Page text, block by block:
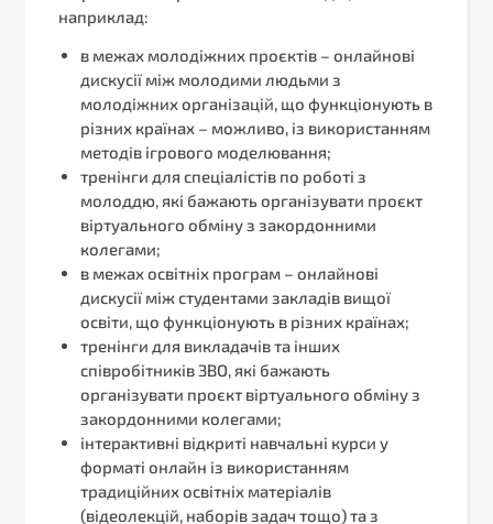
наприклад:
в межах молодіжних проєктів – онлайнові
дискусії між молодими людьми з
молодіжних організацій, що функціонують в
різних країнах – можливо, із використанням
методів ігрового моделювання;
тренінги для спеціалістів по роботі з
молоддю, які бажають організувати проєкт
віртуального обміну з закордонними
колегами;
в межах освітніх програм – онлайнові
дискусії між студентами закладів вищої
освіти, що функціонують в різних країнах;
тренінги для викладачів та інших
співробітників ЗВО, які бажають
організувати проєкт віртуального обміну з
закордонними колегами;
інтерактивні відкриті навчальні курси у
форматі онлайн із використанням
традиційних освітніх матеріалів
(відеолекцій, наборів задач тощо) та з